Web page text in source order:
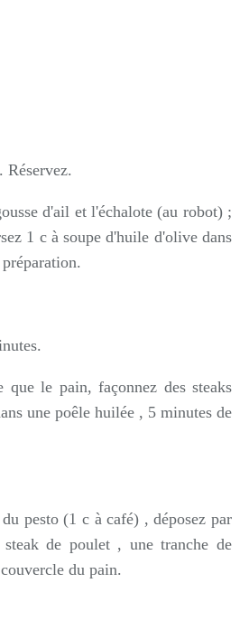
Réservez.
d'ail et l'échalote (au robot) ;
1 c à soupe d'huile d'olive dans
le pain, façonnez des steaks
une poêle huilée , 5 minutes de
pesto (1 c à café) , déposez par
de poulet , une tranche de
du pain.